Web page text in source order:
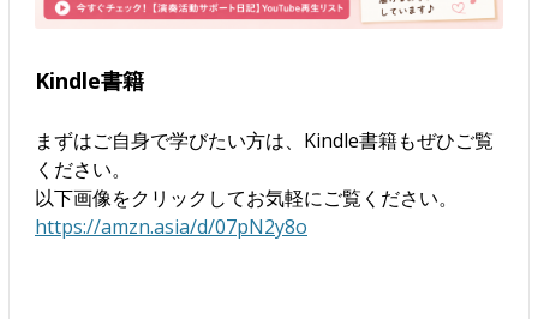
Kindle書籍
まずはご自身で学びたい方は、Kindle書籍もぜひご覧
ください。
以下画像をクリックしてお気軽にご覧ください。
https://amzn.asia/d/07pN2y8o